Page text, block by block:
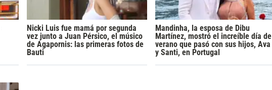
Nicki Luis fue mamá por segunda
vez junto a Juan Pérsico, el músico
de Agapornis: las primeras fotos de
Bauti
Mandinha, la esposa de Dibu
Martínez, mostró el increíble día de
verano que pasó con sus hijos, Ava
y Santi, en Portugal